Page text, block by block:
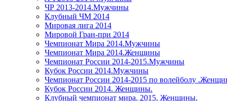
ЧР 2013-2014.Мужчины
Клубный ЧМ 2014
Мировая лига 2014
Мировой Гран-при 2014
Чемпионат Мира 2014.Мужчины
Чемпионат Мира 2014.Женщины
Чемпионат России 2014-2015.Мужчины
Кубок России 2014.Мужчины
Чемпионат России 2014-2015 по волейболу
Кубок России 2014. Женщины.
Клубный чемпионат мира. 2015. Женщины.